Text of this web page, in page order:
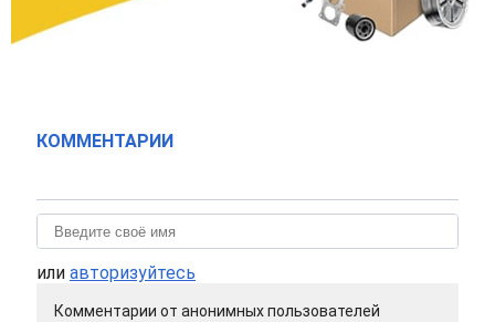
КОММЕНТАРИИ
или авторизуйтесь
Комментарии от анонимных пользователей